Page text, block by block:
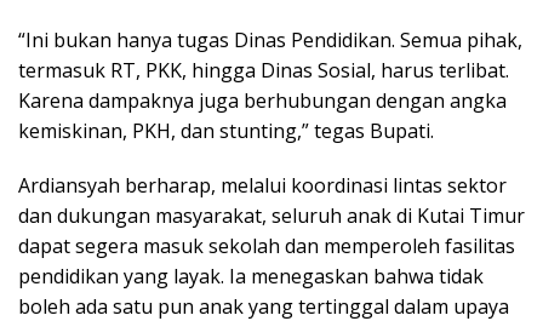
“Ini bukan hanya tugas Dinas Pendidikan. Semua pihak,
termasuk RT, PKK, hingga Dinas Sosial, harus terlibat.
Karena dampaknya juga berhubungan dengan angka
kemiskinan, PKH, dan stunting,” tegas Bupati.
Ardiansyah berharap, melalui koordinasi lintas sektor
dan dukungan masyarakat, seluruh anak di Kutai Timur
dapat segera masuk sekolah dan memperoleh fasilitas
pendidikan yang layak. Ia menegaskan bahwa tidak
boleh ada satu pun anak yang tertinggal dalam upaya